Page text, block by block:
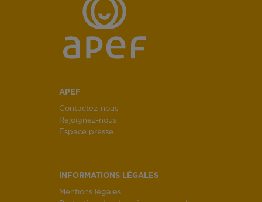
APEF
Contactez-nous
Rejoignez-nous
Espace presse
INFORMATIONS LÉGALES
Mentions légales